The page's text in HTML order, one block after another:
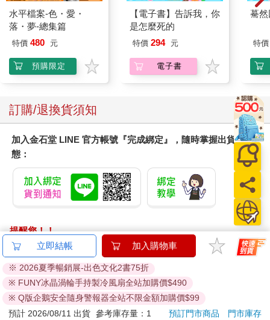
水平檔案-色・愛・
落・夢-總集篇
特價 480 元
預購限定
【電子書】告訴我，你
是怎麼死的
特價 294 元
電子書
驀
特價
訂購/退換貨須知
加入金石堂 LINE 官方帳號『完成綁定』，隨時掌握出貨動
態：
提醒您！！
金石堂及銀行均不會請您操作ATM! 如接獲電話要求您前往
ATM提款機，請不要聽從指示，以免受騙上當！
退換貨須知：
**提醒您，鑑賞期不等於試用期，退回商品須為全新狀態**
依據「消費者保護法」第19條及行政院消費者保護處公告之
立即結帳 加入購物車
※ 2026夏季暢銷展-出色文化2書75折
※ FUNY冰晶渦輪手持製冷風扇全站加購價$490
※ Q版企鵝安全隨身警報器全站不限金額加購價$99
預計 2026/08/11 出貨 參考庫存量：1 預訂門市商品
門市庫存